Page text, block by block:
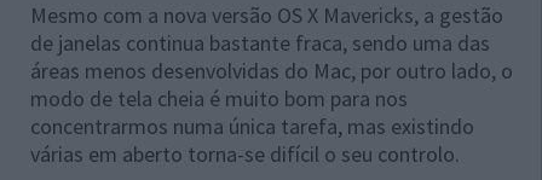
Mesmo com a nova versão OS X Mavericks, a gestão
de janelas continua bastante fraca, sendo uma das
áreas menos desenvolvidas do Mac, por outro lado, o
modo de tela cheia é muito bom para nos
concentrarmos numa única tarefa, mas existindo
várias em aberto torna-se difícil o seu controlo.